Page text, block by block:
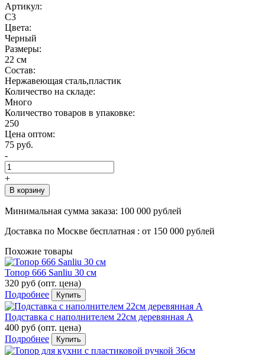
Артикул:
C3
Цвета:
Черный
Размеры:
22 см
Состав:
Нержавеющая сталь,пластик
Количество на складе:
Много
Количество товаров в упаковке:
250
Цена оптом:
75 руб.
-
+
В корзину
Минимальная сумма заказа: 100 000 рублей
Доставка по Москве бесплатная : от 150 000 рублей
Похожие товары
Топор 666 Sanliu 30 см
320 руб (опт. цена)
Подробнее
Купить
Подставка с наполнителем 22см деревянная А
400 руб (опт. цена)
Подробнее
Купить